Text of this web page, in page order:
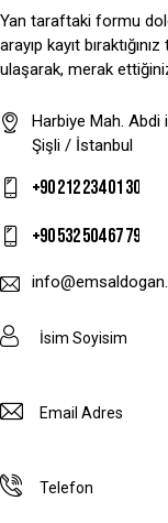
Yan taraftaki formu
arayıp kayıt
ulaşarak, merak
Harbiye Mah. Abdi
Şişli / İstanbul
+90 212 234 01 30
+90 532 504 67 79